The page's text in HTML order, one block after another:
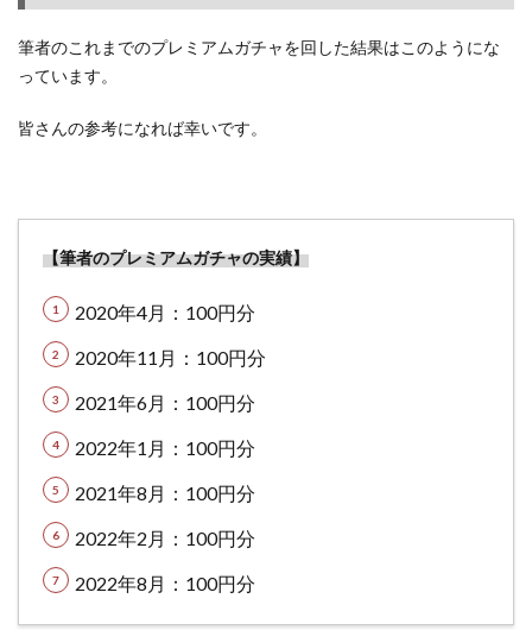
筆者のこれまでのプレミアムガチャを回した結果はこのようにな
っています。
皆さんの参考になれば幸いです。
【筆者のプレミアムガチャの実績】
2020年4月：100円分
2020年11月：100円分
2021年6月：100円分
2022年1月：100円分
2021年8月：100円分
2022年2月：100円分
2022年8月：100円分